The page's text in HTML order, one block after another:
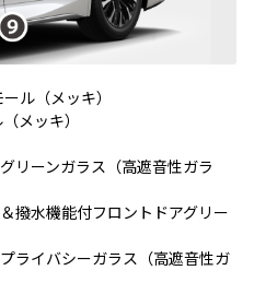
ル（メッキ）
メッキ）
リーンガラス（高遮音性ガラ
撥水機能付フロントドアグリー
ライバシーガラス（高遮音性ガ